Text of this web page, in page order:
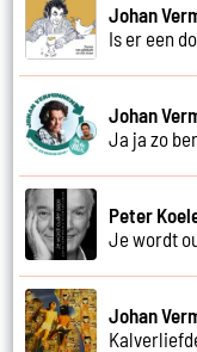
Johan
Is er een
Johan
Ja ja zo
Peter
Je wordt
Johan